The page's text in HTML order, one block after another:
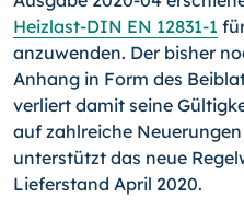
Heizlast-DIN EN 12831-1
anzuwenden. Der bisher
Anhang in Form des
verliert damit seine
auf zahlreiche
unterstützt das neue
Lieferstand April 2020.